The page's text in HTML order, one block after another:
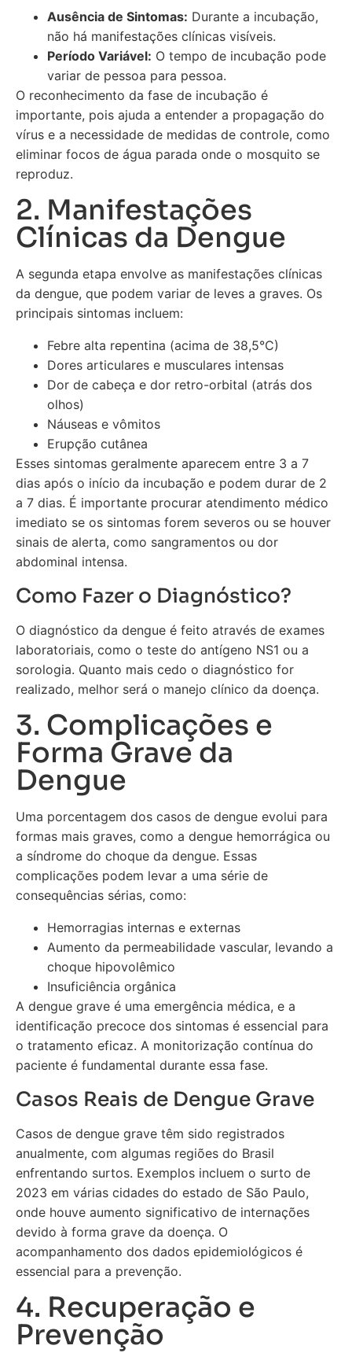
Ausência de Sintomas: Durante a incubação,
não há manifestações clínicas visíveis.
Período Variável: O tempo de incubação pode
variar de pessoa para pessoa.
O reconhecimento da fase de incubação é
importante, pois ajuda a entender a propagação do
vírus e a necessidade de medidas de controle, como
eliminar focos de água parada onde o mosquito se
reproduz.
2. Manifestações
Clínicas da Dengue
A segunda etapa envolve as manifestações clínicas
da dengue, que podem variar de leves a graves. Os
principais sintomas incluem:
Febre alta repentina (acima de 38,5°C)
Dores articulares e musculares intensas
Dor de cabeça e dor retro-orbital (atrás dos
olhos)
Náuseas e vômitos
Erupção cutânea
Esses sintomas geralmente aparecem entre 3 a 7
dias após o início da incubação e podem durar de 2
a 7 dias. É importante procurar atendimento médico
imediato se os sintomas forem severos ou se houver
sinais de alerta, como sangramentos ou dor
abdominal intensa.
Como Fazer o Diagnóstico?
O diagnóstico da dengue é feito através de exames
laboratoriais, como o teste do antígeno NS1 ou a
sorologia. Quanto mais cedo o diagnóstico for
realizado, melhor será o manejo clínico da doença.
3. Complicações e
Forma Grave da
Dengue
Uma porcentagem dos casos de dengue evolui para
formas mais graves, como a dengue hemorrágica ou
a síndrome do choque da dengue. Essas
complicações podem levar a uma série de
consequências sérias, como:
Hemorragias internas e externas
Aumento da permeabilidade vascular, levando a
choque hipovolêmico
Insuficiência orgânica
A dengue grave é uma emergência médica, e a
identificação precoce dos sintomas é essencial para
o tratamento eficaz. A monitorização contínua do
paciente é fundamental durante essa fase.
Casos Reais de Dengue Grave
Casos de dengue grave têm sido registrados
anualmente, com algumas regiões do Brasil
enfrentando surtos. Exemplos incluem o surto de
2023 em várias cidades do estado de São Paulo,
onde houve aumento significativo de internações
devido à forma grave da doença. O
acompanhamento dos dados epidemiológicos é
essencial para a prevenção.
4. Recuperação e
Prevenção